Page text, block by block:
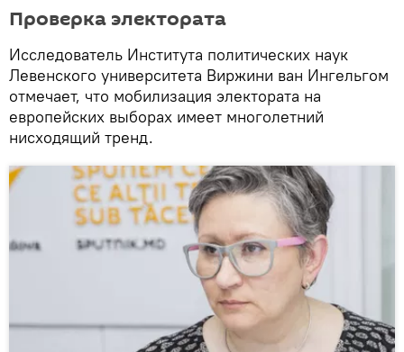
Проверка электората
Исследователь Института политических наук
Левенского университета Виржини ван Ингельгом
отмечает, что мобилизация электората на
европейских выборах имеет многолетний
нисходящий тренд.